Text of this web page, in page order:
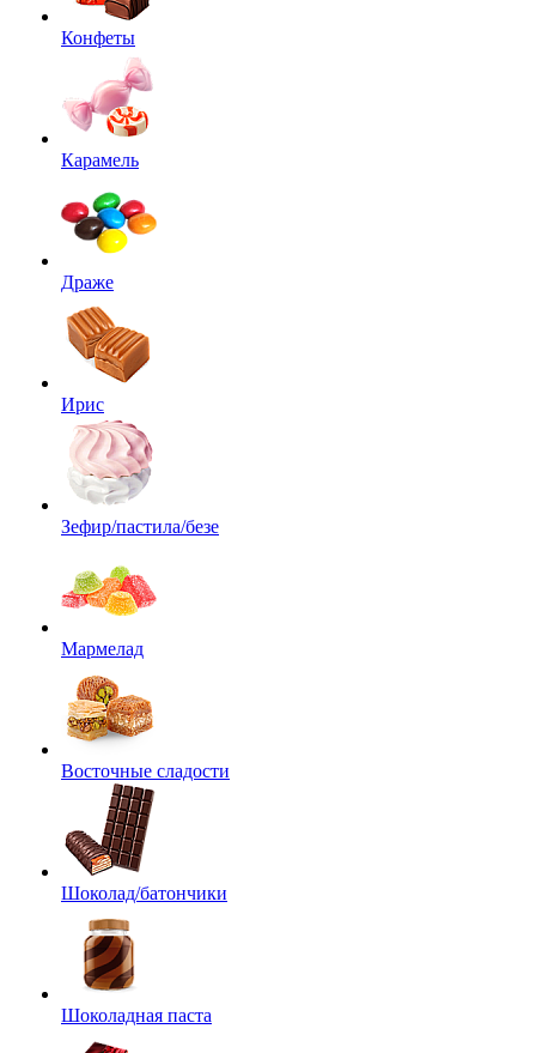
Конфеты
Карамель
Драже
Ирис
Зефир/пастила/безе
Мармелад
Восточные сладости
Шоколад/батончики
Шоколадная паста